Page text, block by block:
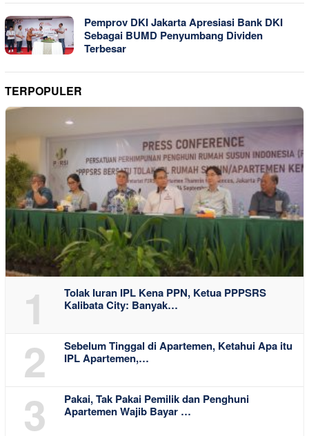
Pemprov DKI Jakarta Apresiasi Bank DKI
Sebagai BUMD Penyumbang Dividen
Terbesar
TERPOPULER
1
Tolak Iuran IPL Kena PPN, Ketua PPPSRS
Kalibata City: Banyak…
2
Sebelum Tinggal di Apartemen, Ketahui Apa itu
IPL Apartemen,…
3
Pakai, Tak Pakai Pemilik dan Penghuni
Apartemen Wajib Bayar …